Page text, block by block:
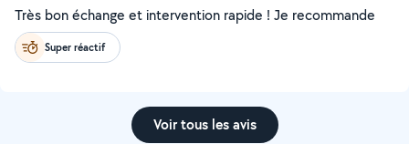
Très bon échange et intervention rapide ! Je recommande
Super réactif
Voir tous les avis